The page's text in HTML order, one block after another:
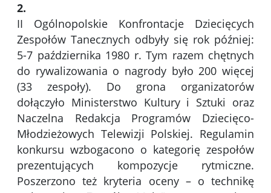
2.
II Ogólnopolskie Konfrontacje Dziecięcych
Zespołów Tanecznych odbyły się rok później:
5-7 października 1980 r. Tym razem chętnych
do rywalizowania o nagrody było 200 więcej
(33 zespoły). Do grona organizatorów
dołączyło Ministerstwo Kultury i Sztuki oraz
Naczelna Redakcja Programów Dziecięco-
Młodzieżowych Telewizji Polskiej. Regulamin
konkursu wzbogacono o kategorię zespołów
prezentujących kompozycje rytmiczne.
Poszerzono też kryteria oceny – o technikę